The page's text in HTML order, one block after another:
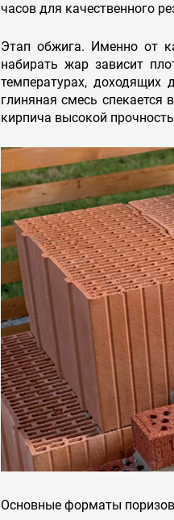
часов для качественного
Этап обжига. Именно от
набирать жар зависит
температурах, доходящих
глиняная смесь спекается
кирпича высокой
Основные форматы